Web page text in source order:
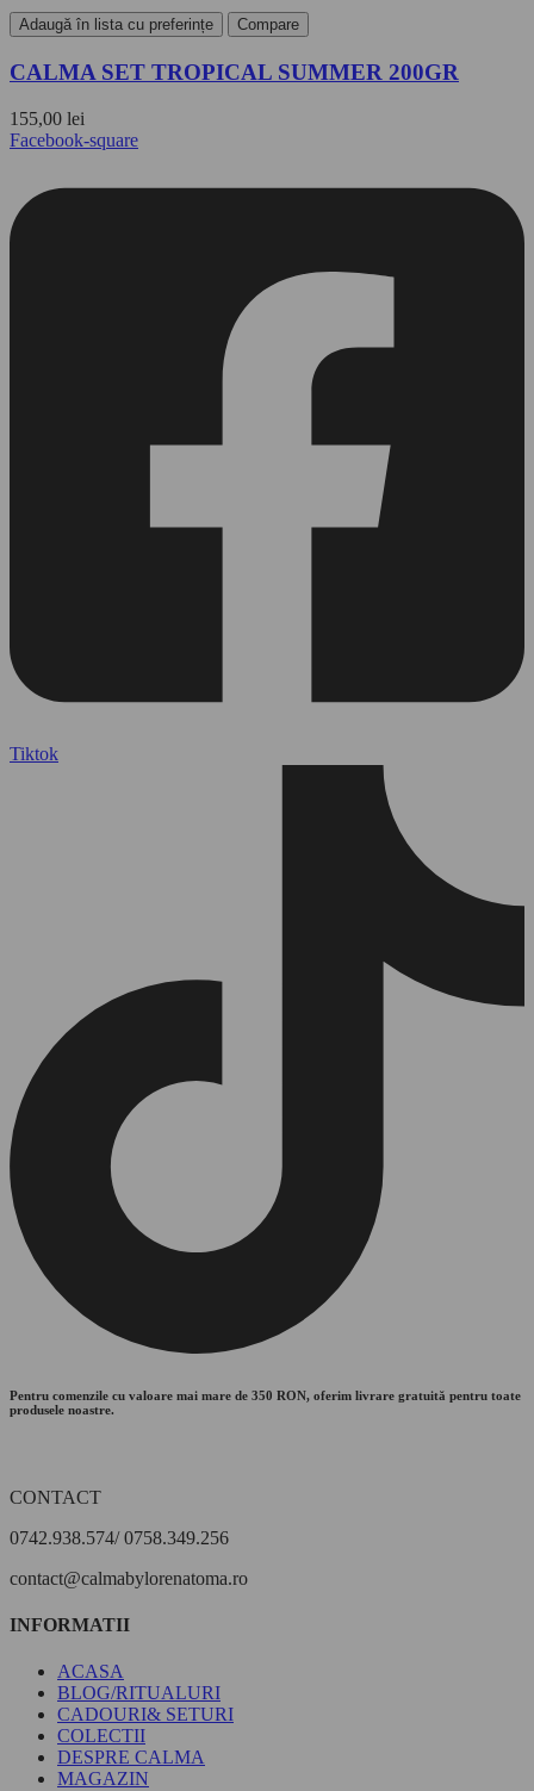
Adaugă în lista cu preferințe Compare
CALMA SET TROPICAL SUMMER 200GR
155,00 lei
Facebook-square
Tiktok
Pentru comenzile cu valoare mai mare de 350 RON, oferim livrare gratuită pentru toate
produsele noastre.
CONTACT
0742.938.574/ 0758.349.256
contact@calmabylorenatoma.ro
INFORMATII
ACASA
BLOG/RITUALURI
CADOURI& SETURI
COLECTII
DESPRE CALMA
MAGAZIN